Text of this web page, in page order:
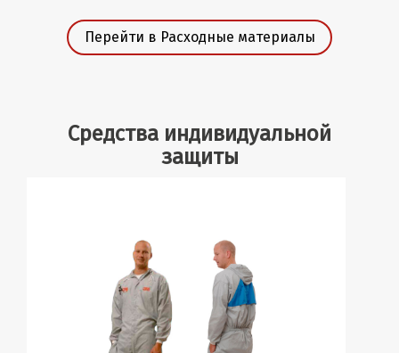
Перейти в Расходные материалы
Средства индивидуальной
защиты